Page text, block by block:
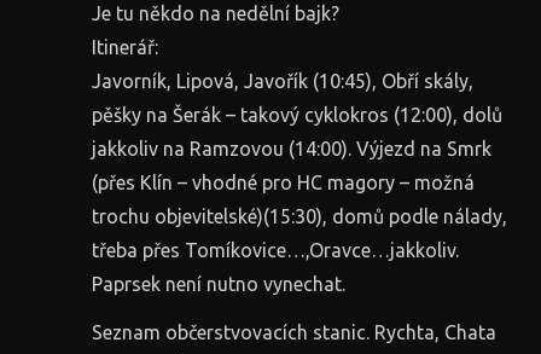
Je tu někdo na nedělní bajk?
Itinerář:
Javorník, Lipová, Javořík (10:45), Obří skály,
pěšky na Šerák – takový cyklokros (12:00), dolů
jakkoliv na Ramzovou (14:00). Výjezd na Smrk
(přes Klín – vhodné pro HC magory – možná
trochu objevitelské)(15:30), domů podle nálady,
třeba přes Tomíkovice…,Oravce…jakkoliv.
Paprsek není nutno vynechat.
Seznam občerstvovacích stanic. Rychta, Chata